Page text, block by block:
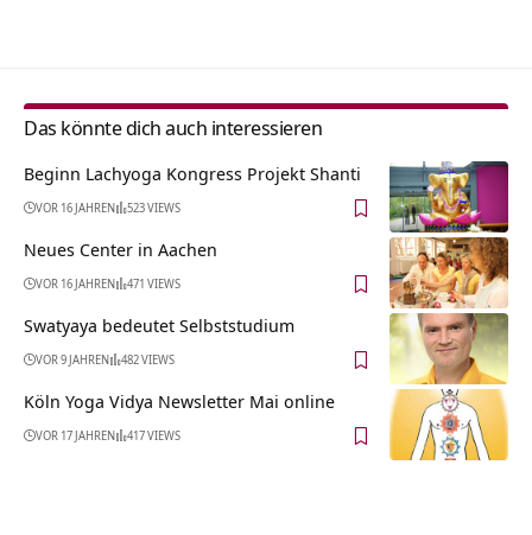
Das könnte dich auch interessieren
Beginn Lachyoga Kongress Projekt Shanti
VOR 16 JAHREN 523 VIEWS
Neues Center in Aachen
VOR 16 JAHREN 471 VIEWS
Swatyaya bedeutet Selbststudium
VOR 9 JAHREN 482 VIEWS
Köln Yoga Vidya Newsletter Mai online
VOR 17 JAHREN 417 VIEWS